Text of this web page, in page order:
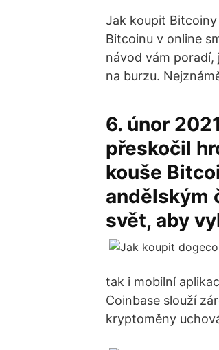
Jak koupit Bitcoiny
Bitcoinu v online
návod vám
na burzu.
6. únor
přeskočil
kouše
andělským
svět, aby
tak i mobilní
Coinbase slouží
kryptoměny